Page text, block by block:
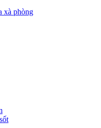
xà phòng